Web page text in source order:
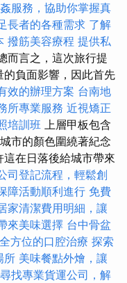
服務，協助你掌握真
長者的各種需求 了解
撥筋美容療程 提供私
而言之，這次旅行提
負面影響，因此首先
效的辦理方案 台南地
所專業服務 近視矯正
培訓班 上層甲板包含
市的顏色圍繞著紀念
在日落後給城市帶來
司登記流程，輕鬆創
障活動順利進行 免費
家清潔費用明細，讓
來美味選擇 台中骨盆
方位的口腔治療 探索
所 美味餐點外燴，讓
尋找專業貨運公司，解